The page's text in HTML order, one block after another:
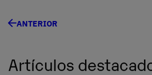
ANTERIOR
Artículos